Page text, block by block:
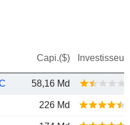
Capi.($) Investisseur
58,16 Md
226 Md